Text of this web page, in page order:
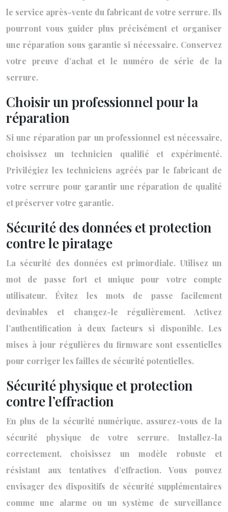
le service après-vente du fabricant de votre serrure. Ils
pourront vous guider plus précisément et organiser
une réparation sous garantie si nécessaire. Conservez
votre preuve d’achat et le numéro de série de la
serrure.
Choisir un professionnel pour la
réparation
Si une réparation par un professionnel est nécessaire,
choisissez un technicien qualifié et expérimenté.
Privilégiez les techniciens agréés par le fabricant de
votre serrure pour garantir une réparation de qualité
et préserver votre garantie.
Sécurité des données et protection
contre le piratage
La sécurité des données est primordiale. Utilisez un
mot de passe fort et unique pour votre compte
utilisateur. Évitez les mots de passe facilement
devinables et changez-le régulièrement. Activez
l’authentification à deux facteurs si disponible. Les
mises à jour régulières du firmware sont essentielles
pour corriger les failles de sécurité potentielles.
Sécurité physique et protection
contre l’effraction
En plus de la sécurité numérique, assurez-vous de la
sécurité physique de votre serrure. Installez-la
correctement, choisissez un modèle robuste et
résistant aux tentatives d’effraction. Vous pouvez
envisager des dispositifs de sécurité supplémentaires
comme une alarme ou un système de surveillance